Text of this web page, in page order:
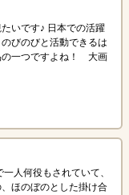
いです♪ 日本での活躍
びのびと活動できるは
一つですよね！ 大画
人何役もされていて、
ほのぼのとした掛け合